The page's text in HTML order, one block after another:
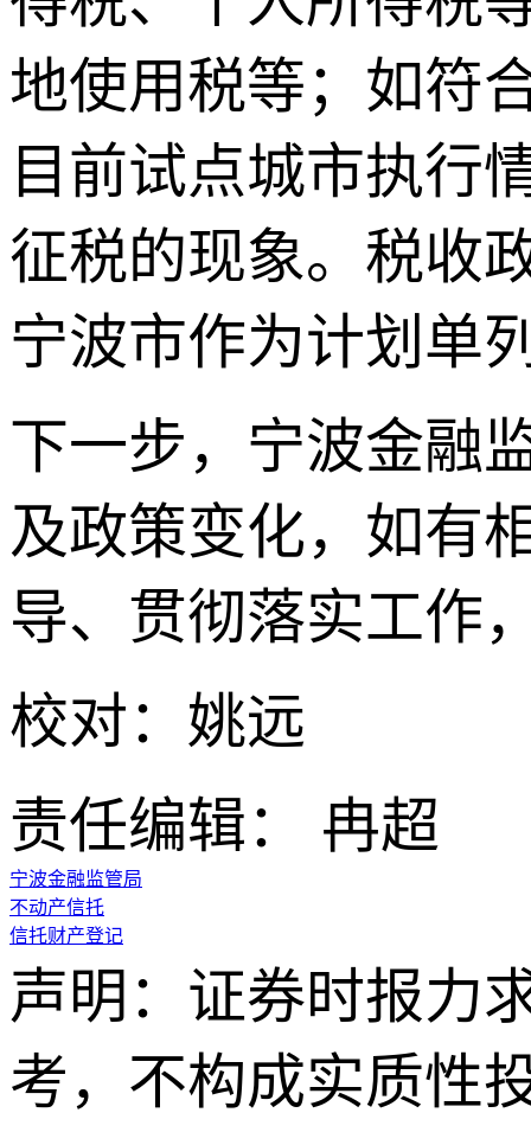
地使用税等；如符
目前试点城市执行
征税的现象。税收
宁波市作为计划单
下一步，宁波金融
及政策变化，如有
导、贯彻落实工作
校对：姚远
责任编辑： 冉超
宁波金融监管局
不动产信托
信托财产登记
声明：证券时报力
考，不构成实质性